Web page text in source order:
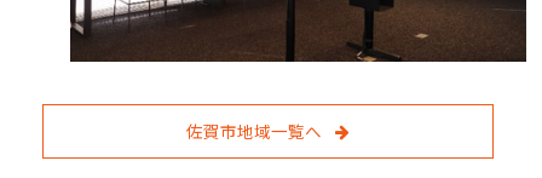
佐賀市地域一覧へ